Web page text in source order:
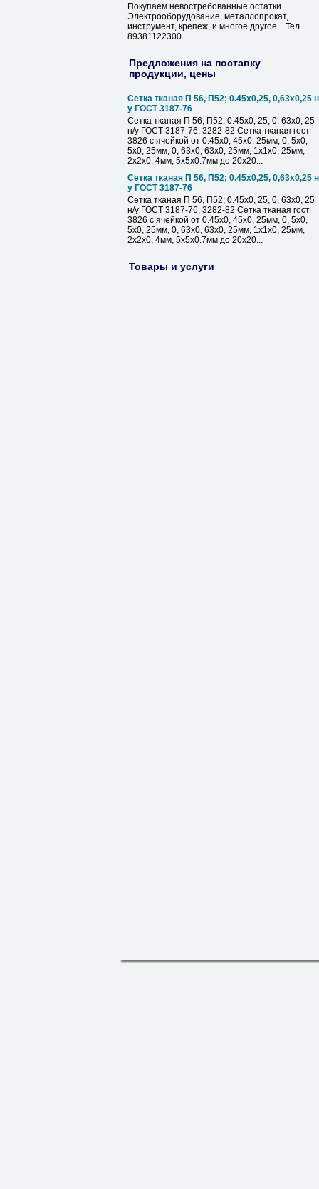
Покупаем невостребованные остатки
Электрооборудование, металлопрокат,
инструмент, крепеж, и многое другое... Тел
89381122300
Предложения на поставку
продукции, цены
Сетка тканая П 56, П52; 0.45х0,25, 0,63х0,25
у ГОСТ 3187-76
Сетка тканая П 56, П52; 0.45х0, 25, 0, 63х0, 25
н/у ГОСТ 3187-76, 3282-82 Сетка тканая гост
3826 с ячейкой от 0.45х0, 45х0, 25мм, 0, 5х0,
5х0, 25мм, 0, 63х0, 63х0, 25мм, 1х1х0, 25мм,
2х2х0, 4мм, 5х5х0.7мм до 20х20...
Сетка тканая П 56, П52; 0.45х0,25, 0,63х0,25
у ГОСТ 3187-76
Сетка тканая П 56, П52; 0.45х0, 25, 0, 63х0, 25
н/у ГОСТ 3187-76, 3282-82 Сетка тканая гост
3826 с ячейкой от 0.45х0, 45х0, 25мм, 0, 5х0,
5х0, 25мм, 0, 63х0, 63х0, 25мм, 1х1х0, 25мм,
2х2х0, 4мм, 5х5х0.7мм до 20х20...
Товары и услуги